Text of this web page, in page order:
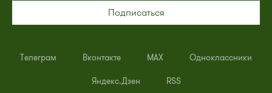
Подписаться
Телеграм Вконтакте MAX Одноклассники
Яндекс.Дзен RSS